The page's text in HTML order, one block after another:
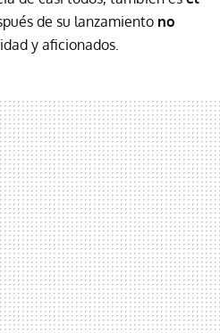
de su lanzamiento no
y aficionados.